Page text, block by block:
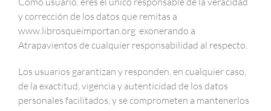
y corrección de los datos que remitas a
www.librosqueimportan.org exonerando a
Atrapavientos de cualquier responsabilidad al respecto.
Los usuarios garantizan y responden, en cualquier caso,
de la exactitud, vigencia y autenticidad de los datos
personales facilitados, y se comprometen a mantenerlos